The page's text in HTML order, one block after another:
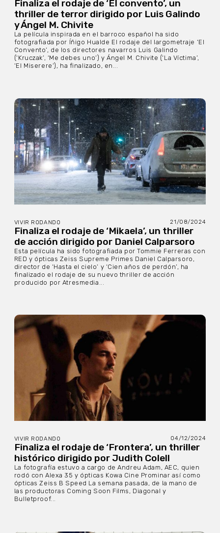
Finaliza el rodaje de ‘El convento’, un
thriller de terror dirigido por Luis Galindo
y Ángel M. Chivite
La película inspirada en el barroco español ha sido
fotografiada por Íñigo Hualde El rodaje del largometraje ‘El
Convento’, de los directores navarros Luis Galindo
(‘Kruczak’, ‘Me debes uno’) y Ángel M. Chivite (‘La Víctima’,
‘El Miserere’), ha finalizado, en...
VIVIR RODANDO 21/08/2024
Finaliza el rodaje de ‘Mikaela’, un thriller
de acción dirigido por Daniel Calparsoro
Esta película ha sido fotografiada por Tommie Ferreras con
RED y ópticas Zeiss Supreme Primes Daniel Calparsoro,
director de ‘Hasta el cielo’ y ‘Cien años de perdón’, ha
finalizado el rodaje de su nuevo thriller de acción
producido por Atresmedia...
VIVIR RODANDO 04/12/2024
Finaliza el rodaje de ‘Frontera’, un thriller
histórico dirigido por Judith Colell
La fotografía estuvo a cargo de Andreu Adam, AEC, quien
rodó con Alexa 35 y ópticas Kowa Cine Prominar así como
ópticas Zeiss B Speed La semana pasada, de la mano de
las productoras Coming Soon Films, Diagonal y
Bulletproof...